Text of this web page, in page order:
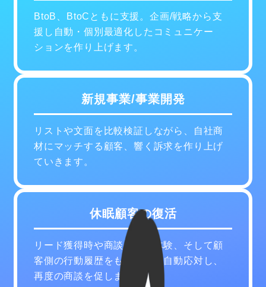
BtoB、BtoCともに支援。企画/戦略から支
援し自動・個別最適化したコミュニケー
ションを作り上げます。
新規事業/事業開発
リストや文面を比較検証しながら、自社商
材にマッチする顧客、響く訴求を作り上げ
ていきます。
休眠顧客の復活
リード獲得時や商談の顧客体験、そして顧
客側の行動履歴をもとに個別自動応対し、
再度の商談を促します。